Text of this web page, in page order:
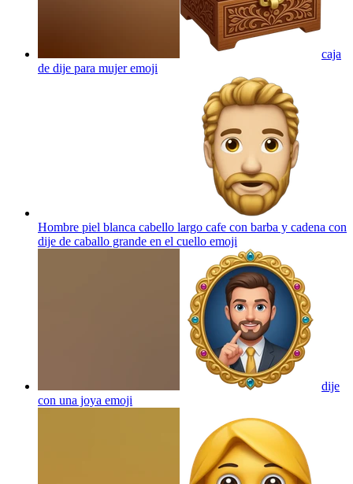
caja
de dije para mujeremoji
Hombre piel blanca cabello largo cafe con barba y cadena con
dije de caballo grande en el cuello emoji
dije
con una joya emoji